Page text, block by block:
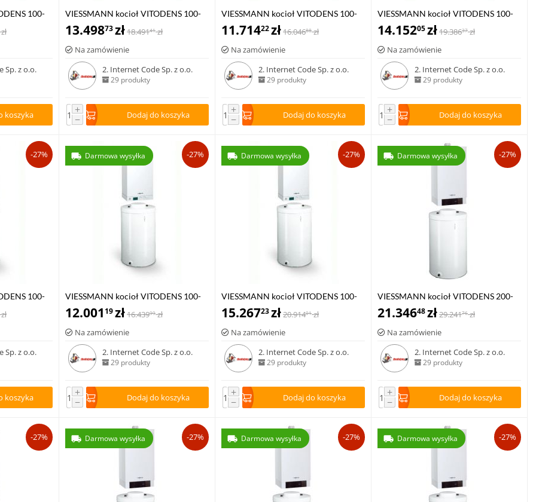
100-
c.w.u
zł
Sp. z o.o.
koszyka
VIESSMANN kocioł VITODENS 100-
W 6,5-19,0 kW z zasobnikiem c.w.u
13.49873zł18.49141 zł
Na zamówienie
2. Internet Code Sp. z o.o.
29 produkty
+
− Dodaj do koszyka
VIESSMANN kocioł VITODENS 100-
W 6,5-26,0 kW z zasobnikiem c.w.u
11.71422zł16.04688 zł
Na zamówienie
2. Internet Code Sp. z o.o.
29 produkty
+
− Dodaj do koszyka
VIESSMANN kocioł VITODENS 100-
W 6,5-26,0 kW z zasobnikiem c.w.u
14.15205zł19.38637 zł
Na zamówienie
2. Internet Code Sp. z o.o.
29 produkty
+
− Dodaj do koszyka
-27%
100-
c.w.u
zł
Sp. z o.o.
koszyka
Darmowa wysyłka -27%
VIESSMANN kocioł VITODENS 100-
W 8,8-35 kW z zasobnikiem c.w.u
12.001 19zł16.43999 zł
Na zamówienie
2. Internet Code Sp. z o.o.
29 produkty
+
− Dodaj do koszyka
Darmowa wysyłka -27%
VIESSMANN kocioł VITODENS 100-
W 8,8-35,0 kW z zasobnikiem c.w.u
15.26723zł20.91401 zł
Na zamówienie
2. Internet Code Sp. z o.o.
29 produkty
+
− Dodaj do koszyka
Darmowa wysyłka -27%
VIESSMANN kocioł VITODENS 200-
W 1,8-35,0 kW z zasobnikiem c.w.u
21.34648zł29.24176 zł
Na zamówienie
2. Internet Code Sp. z o.o.
29 produkty
+
− Dodaj do koszyka
-27% Darmowa wysyłka -27% Darmowa wysyłka -27% Darmowa wysyłka -27%